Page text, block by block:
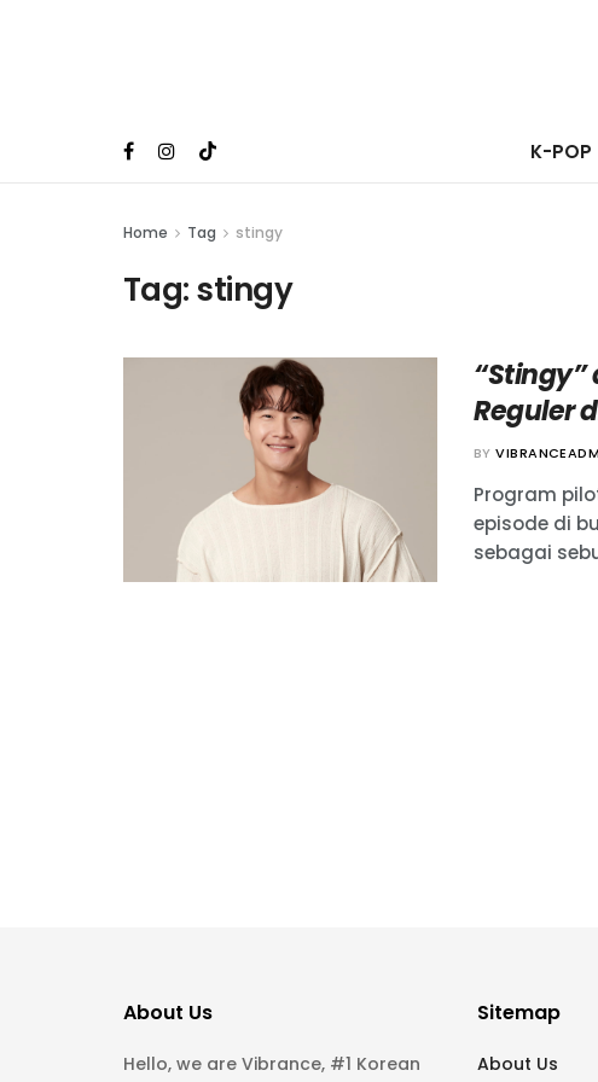
K-POP
Home Tag stingy
Tag:stingy
Reguler
BY
Program
episode di
sebagai
About Us
Hello, we are Vibrance, #1 Korean
Sitemap
About Us